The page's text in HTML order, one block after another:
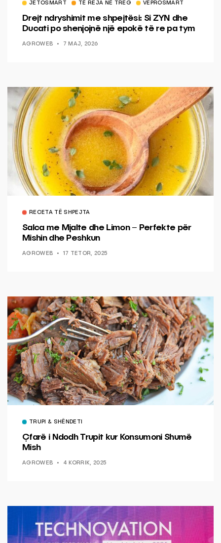
JETOSMART TË REJA NË TREG VEPROSMART
Drejt ndryshimit me shpejtësi: Si ZYN dhe
Ducati po shenjojnë një epokë të re pa tym
AGROWEB 7 MAJ, 2026
RECETA TË SHPEJTA
Salca me Mjalte dhe Limon – Perfekte për
Mishin dhe Peshkun
AGROWEB 17 TETOR, 2025
TRUPI & SHËNDETI
Çfarë i Ndodh Trupit kur Konsumoni Shumë
Mish
AGROWEB 4 KORRIK, 2025